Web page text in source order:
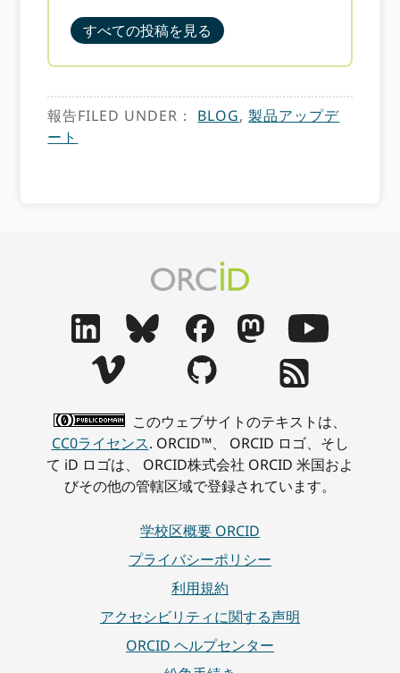
すべての投稿を見る
報告FILED UNDER： BLOG,製品アップデ
ート
このウェブサイトのテキストは、
CC0ライセンス. ORCID™、 ORCID ロゴ、そし
て iD ロゴは、 ORCID株式会社 ORCID 米国およ
びその他の管轄区域で登録されています。
学校区概要 ORCID
プライバシーポリシー
利用規約
アクセシビリティに関する声明
ORCID ヘルプセンター